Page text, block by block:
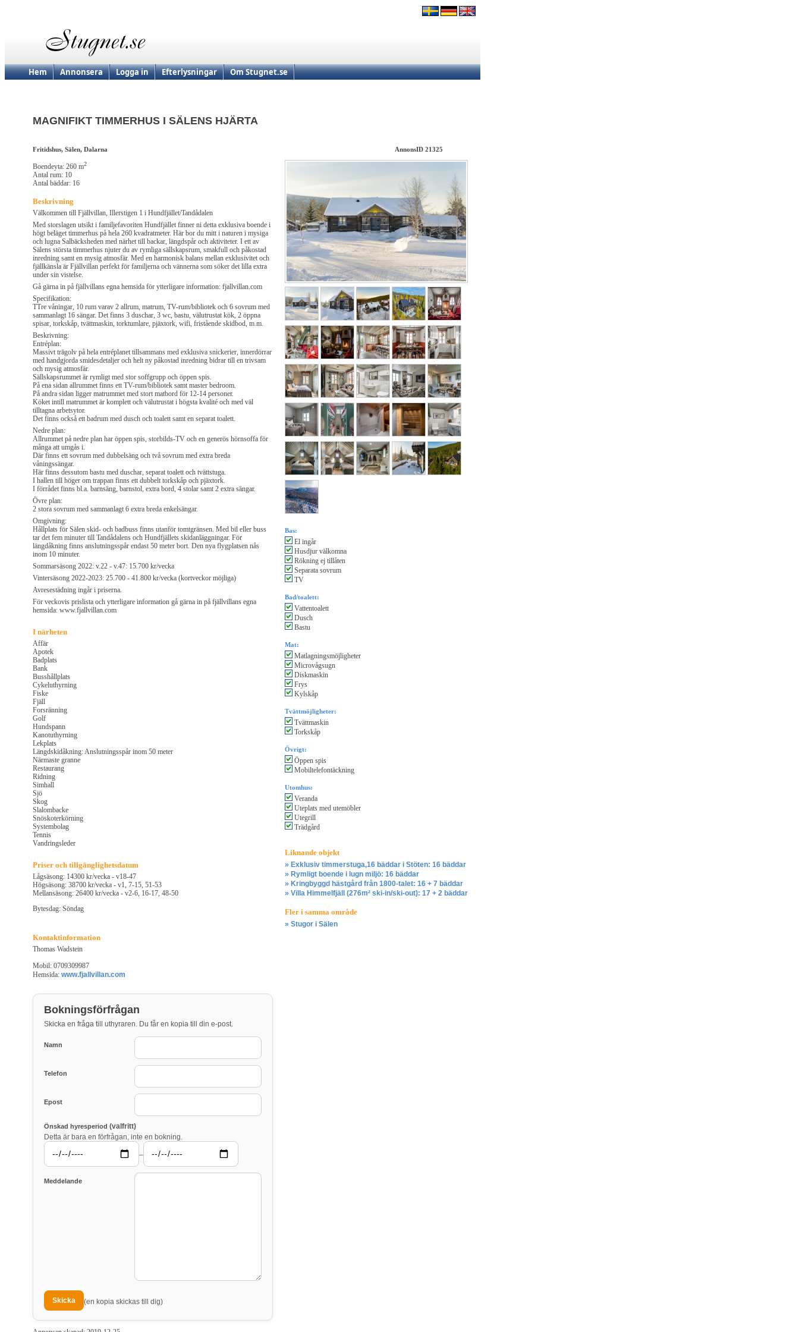
Hem Annonsera Logga in Efterlysningar Om Stugnet.se
MAGNIFIKT TIMMERHUS I SÄLENS HJÄRTA
Fritidshus, Sälen, Dalarna AnnonsID 21325
Boendeyta: 260 m2
Antal rum: 10
Antal bäddar: 16
Beskrivning
Välkommen till Fjällvillan, Illerstigen 1 i Hundfjället/Tandådalen
Med storslagen utsikt i familjefavoriten Hundfjället finner ni detta exklusiva boende i
högt beläget timmerhus på hela 260 kvadratmeter. Här bor du mitt i naturen i mysiga
och lugna Salbäcksheden med närhet till backar, längdspår och aktiviteter. I ett av
Sälens största timmerhus njuter du av rymliga sällskapsrum, smakfull och påkostad
inredning samt en mysig atmosfär. Med en harmonisk balans mellan exklusivitet och
fjällkänsla är Fjällvillan perfekt för familjerna och vännerna som söker det lilla extra
under sin vistelse.
Gå gärna in på fjällvillans egna hemsida för ytterligare information: fjallvillan.com
Specifikation:
TTre våningar, 10 rum varav 2 allrum, matrum, TV-rum/bibliotek och 6 sovrum med
sammanlagt 16 sängar. Det finns 3 duschar, 3 wc, bastu, välutrustat kök, 2 öppna
spisar, torkskåp, tvättmaskin, torktumlare, pjäxtork, wifi, fristående skidbod, m.m.
Beskrivning:
Entréplan:
Massivt trägolv på hela entréplanet tillsammans med exklusiva snickerier, innerdörrar
med handgjorda smidesdetaljer och helt ny påkostad inredning bidrar till en trivsam
och mysig atmosfär.
Sällskapsrummet är rymligt med stor soffgrupp och öppen spis.
På ena sidan allrummet finns ett TV-rum/bibliotek samt master bedroom.
På andra sidan ligger matrummet med stort matbord för 12-14 personer.
Köket intill matrummet är komplett och välutrustat i högsta kvalité och med väl
tilltagna arbetsytor.
Det finns också ett badrum med dusch och toalett samt en separat toalett.
Nedre plan:
Allrummet på nedre plan har öppen spis, storbilds-TV och en generös hörnsoffa för
många att umgås i.
Där finns ett sovrum med dubbelsäng och två sovrum med extra breda
våningssängar.
Här finns dessutom bastu med duschar, separat toalett och tvättstuga.
I hallen till höger om trappan finns ett dubbelt torkskåp och pjäxtork.
I förrådet finns bl.a. barnsäng, barnstol, extra bord, 4 stolar samt 2 extra sängar.
Övre plan:
2 stora sovrum med sammanlagt 6 extra breda enkelsängar.
Omgivning:
Hållplats för Sälen skid- och badbuss finns utanför tomtgränsen. Med bil eller buss
tar det fem minuter till Tandådalens och Hundfjällets skidanläggningar. För
längdåkning finns anslutningsspår endast 50 meter bort. Den nya flygplatsen nås
inom 10 minuter.
Sommarsäsong 2022: v.22 - v.47: 15.700 kr/vecka
Vintersäsong 2022-2023: 25.700 - 41.800 kr/vecka (kortveckor möjliga)
Avresestädning ingår i priserna.
För veckovis prislista och ytterligare information gå gärna in på fjällvillans egna
hemsida: www.fjallvillan.com
I närheten
Affär
Apotek
Badplats
Bank
Busshållplats
Cykeluthyrning
Fiske
Fjäll
Forsränning
Golf
Hundspann
Kanotuthyrning
Lekplats
Längdskidåkning: Anslutningsspår inom 50 meter
Närmaste granne
Restaurang
Ridning
Simhall
Sjö
Skog
Slalombacke
Snöskoterkörning
Systembolag
Tennis
Vandringsleder
Priser och tillgänglighetsdatum
Lågsäsong: 14300 kr/vecka - v18-47
Högsäsong: 38700 kr/vecka - v1, 7-15, 51-53
Mellansäsong: 26400 kr/vecka - v2-6, 16-17, 48-50
Bytesdag: Söndag
Kontaktinformation
Thomas Wadstein
Mobil: 0709309987
Hemsida: www.fjallvillan.com
Bokningsförfrågan
Skicka en fråga till uthyraren. Du får en kopia till din e-post.
Namn
Telefon
Epost
Önskad hyresperiod (valfritt)
Detta är bara en förfrågan, inte en bokning.
–
Meddelande
(en kopia skickas till dig)
Bas:
El ingår
Husdjur välkomna
Rökning ej tillåten
Separata sovrum
TV
Bad/toalett:
Vattentoalett
Dusch
Bastu
Mat:
Matlagningsmöjligheter
Microvågsugn
Diskmaskin
Frys
Kylskåp
Tvättmöjligheter:
Tvättmaskin
Torkskåp
Övrigt:
Öppen spis
Mobiltelefontäckning
Utomhus:
Veranda
Uteplats med utemöbler
Utegrill
Trädgård
Liknande objekt
» Exklusiv timmerstuga,16 bäddar i Stöten: 16 bäddar
» Rymligt boende i lugn miljö: 16 bäddar
» Kringbyggd hästgård från 1800-talet: 16 + 7 bäddar
» Villa Himmelfjäll (276m² ski-in/ski-out): 17 + 2 bäddar
Fler i samma område
» Stugor i Sälen